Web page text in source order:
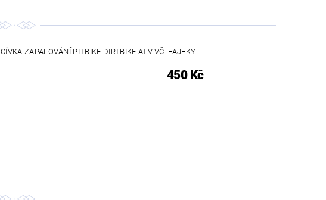
CÍVKA ZAPALOVÁNÍ PITBIKE DIRTBIKE ATV VČ. FAJFKY
450 Kč